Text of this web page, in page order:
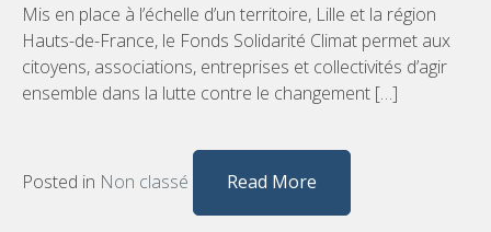
Mis en place à l’échelle d’un territoire, Lille et la région
Hauts-de-France, le Fonds Solidarité Climat permet aux
citoyens, associations, entreprises et collectivités d’agir
ensemble dans la lutte contre le changement […]
Posted in Non classé Read More